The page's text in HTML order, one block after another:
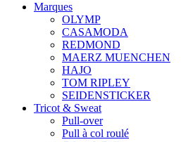
Marques
OLYMP
CASAMODA
REDMOND
MAERZ MUENCHEN
HAJO
TOM RIPLEY
SEIDENSTICKER
Tricot & Sweat
Pull-over
Pull à col roulé